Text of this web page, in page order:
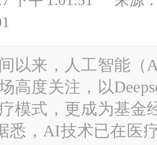
以来，人工智能（
高度关注，以
模式，更成为基金
悉，AI技术已在医